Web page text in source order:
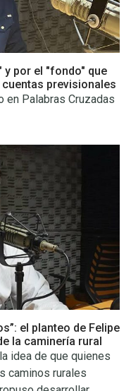
y por el "fondo" que
previsionales
en Palabras Cruzadas
el planteo de Felipe
la caminería rural
idea de que quienes
caminos rurales